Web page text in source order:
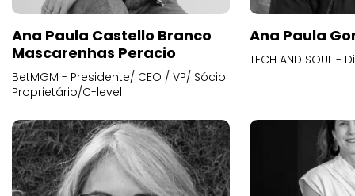
Ana Paula Castello Branco
Mascarenhas Peracio
BetMGM - Presidente/ CEO / VP/ Sócio
Proprietário/C-level
Ana Paula
TECH AND SOUL